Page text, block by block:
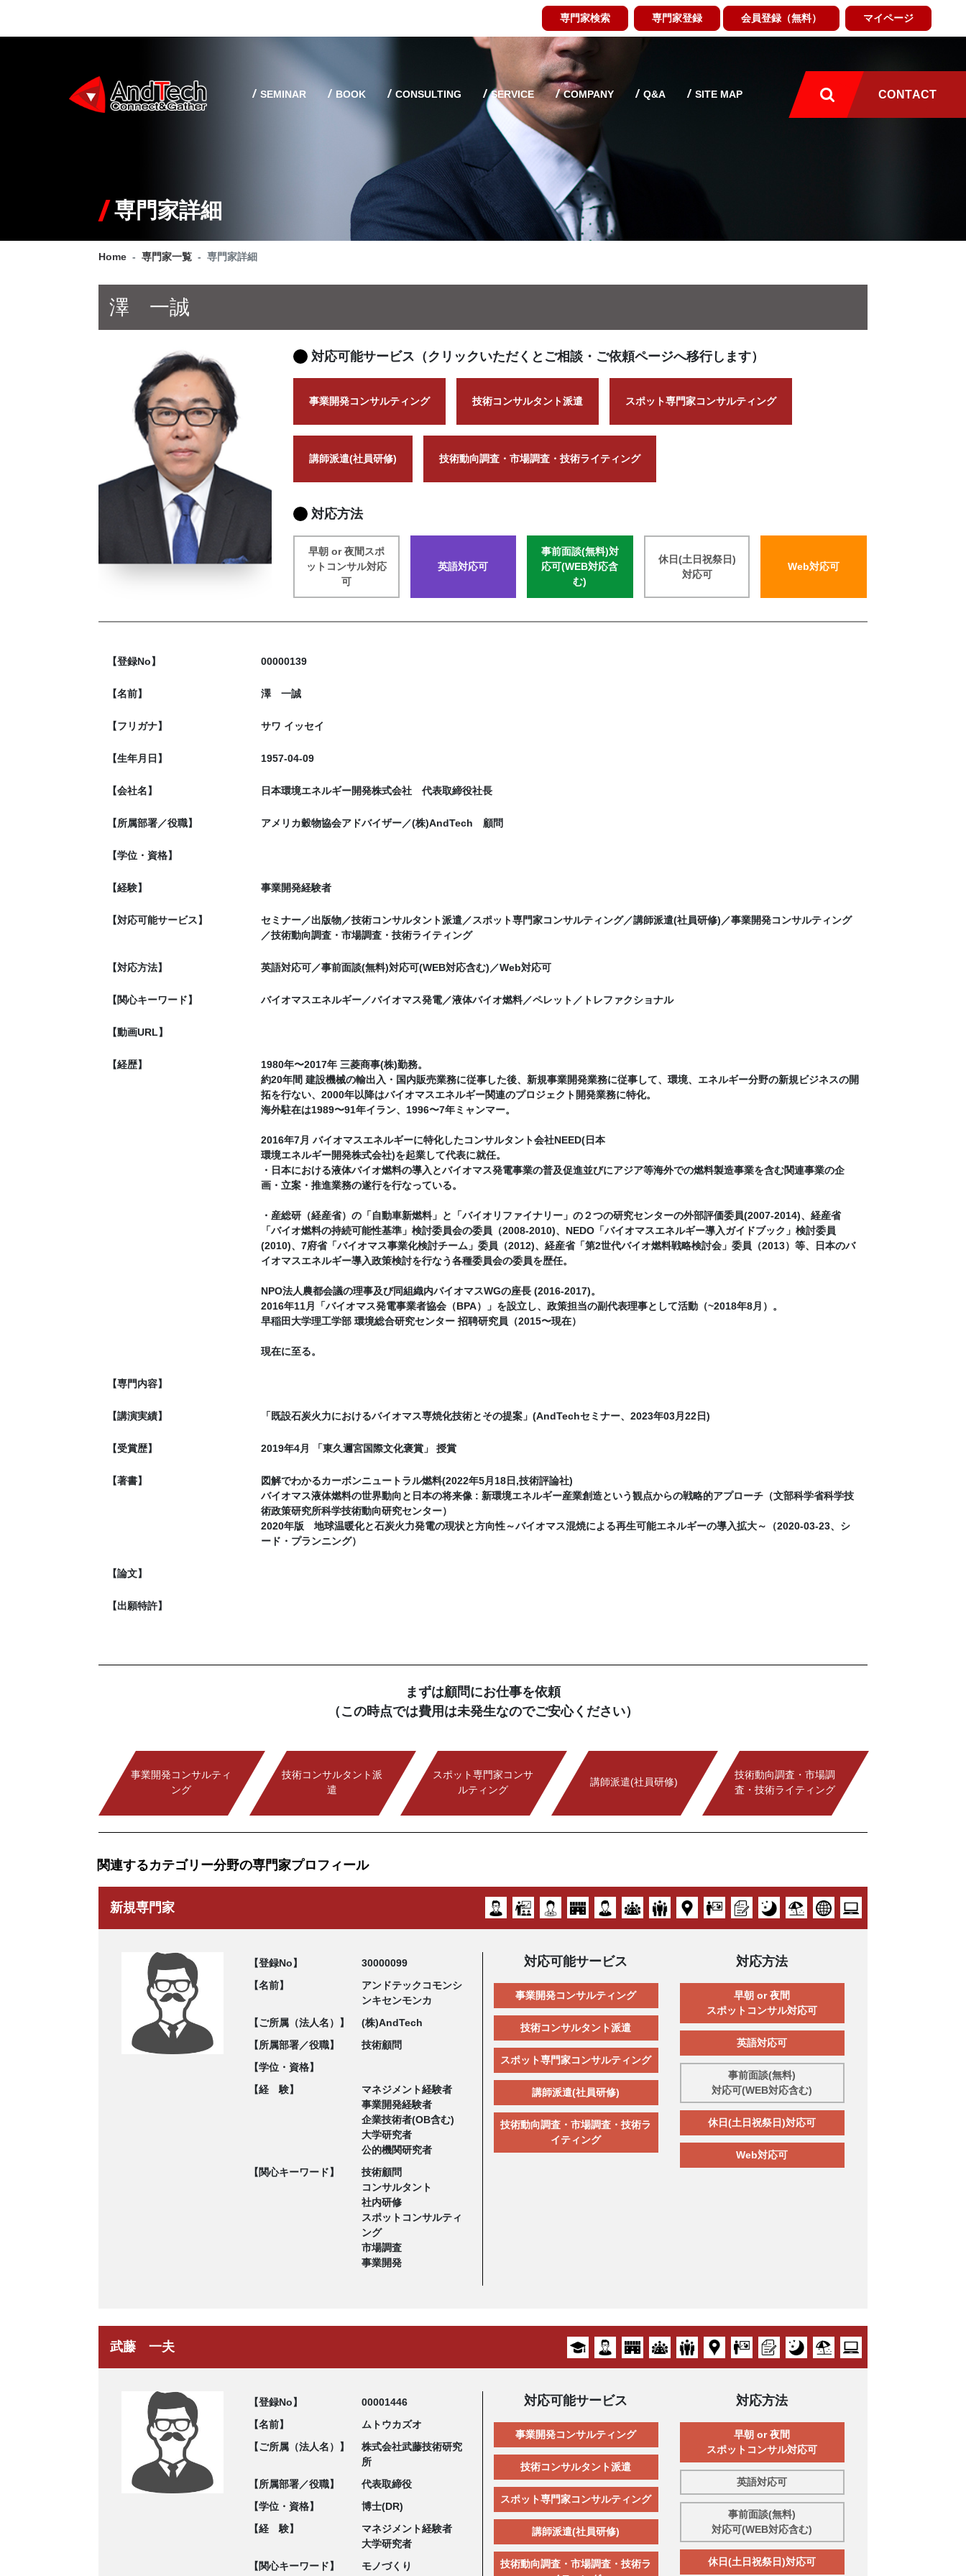
専門家検索 専門家登録 会員登録（無料） マイページ
SEMINAR BOOK CONSULTING SERVICE COMPANY Q&A SITE MAP CONTACT
専門家詳細
Home 専門家一覧 専門家詳細
澤 一誠
対応可能サービス（クリックいただくとご相談・ご依頼ページへ移行します）
事業開発コンサルティング 技術コンサルタント派遣 スポット専門家コンサルティング
講師派遣(社員研修) 技術動向調査・市場調査・技術ライティング
対応方法
早朝 or 夜間スポ
ットコンサル対応
可
英語対応可
事前面談(無料)対
応可(WEB対応含
む)
休日(土日祝祭日)
対応可
Web対応可
【登録No】 00000139
【名前】 澤 一誠
【フリガナ】 サワ イッセイ
【生年月日】 1957-04-09
【会社名】 日本環境エネルギー開発株式会社 代表取締役社長
【所属部署／役職】 アメリカ穀物協会アドバイザー／(株)AndTech 顧問
【学位・資格】
【経験】 事業開発経験者
【対応可能サービス】
セミナー／出版物／技術コンサルタント派遣／スポット専門家コンサルティング／講師派遣(社員研修)／事業開発コンサルティング
／技術動向調査・市場調査・技術ライティング
【対応方法】 英語対応可／事前面談(無料)対応可(WEB対応含む)／Web対応可
【関心キーワード】 バイオマスエネルギー／バイオマス発電／液体バイオ燃料／ペレット／トレファクショナル
【動画URL】
【経歴】
1980年〜2017年 三菱商事(株)勤務。
約20年間 建設機械の輸出入・国内販売業務に従事した後、新規事業開発業務に従事して、環境、エネルギー分野の新規ビジネスの開
拓を行ない、2000年以降はバイオマスエネルギー関連のプロジェクト開発業務に特化。
海外駐在は1989〜91年イラン、1996〜7年ミャンマー。
2016年7月 バイオマスエネルギーに特化したコンサルタント会社NEED(日本
環境エネルギー開発株式会社)を起業して代表に就任。
・日本における液体バイオ燃料の導入とバイオマス発電事業の普及促進並びにアジア等海外での燃料製造事業を含む関連事業の企
画・立案・推進業務の遂行を行なっている。
・産総研（経産省）の「自動車新燃料」と「バイオリファイナリー」の２つの研究センターの外部評価委員(2007-2014)、経産省
「バイオ燃料の持続可能性基準」検討委員会の委員（2008-2010)、NEDO「バイオマスエネルギー導入ガイドブック」検討委員
(2010)、7府省「バイオマス事業化検討チーム」委員（2012)、経産省「第2世代バイオ燃料戦略検討会」委員（2013）等、日本のバ
イオマスエネルギー導入政策検討を行なう各種委員会の委員を歴任。
NPO法人農都会議の理事及び同組織内バイオマスWGの座長 (2016-2017)。
2016年11月「バイオマス発電事業者協会（BPA）」を設立し、政策担当の副代表理事として活動（~2018年8月）。
早稲田大学理工学部 環境総合研究センター 招聘研究員（2015〜現在）
現在に至る。
【専門内容】
【講演実績】 「既設石炭火力におけるバイオマス専焼化技術とその提案」(AndTechセミナー、2023年03月22日)
【受賞歴】 2019年4月 「東久邇宮国際文化褒賞」 授賞
【著書】
図解でわかるカーボンニュートラル燃料(2022年5月18日,技術評論社)
バイオマス液体燃料の世界動向と日本の将来像 : 新環境エネルギー産業創造という観点からの戦略的アプローチ（文部科学省科学技
術政策研究所科学技術動向研究センター）
2020年版 地球温暖化と石炭火力発電の現状と方向性～バイオマス混焼による再生可能エネルギーの導入拡大～（2020-03-23、シ
ード・プランニング）
【論文】
【出願特許】
まずは顧問にお仕事を依頼
（この時点では費用は未発生なのでご安心ください）
事業開発コンサルティ
ング
技術コンサルタント派
遣
スポット専門家コンサ
ルティング
講師派遣(社員研修)
技術動向調査・市場調
査・技術ライティング
関連するカテゴリー分野の専門家プロフィール
新規専門家
【登録No】
30000099
【名前】
アンドテックコモンシ
ンキセンモンカ
【ご所属（法人名）】
(株)AndTech
【所属部署／役職】
技術顧問
【学位・資格】
【経 験】
マネジメント経験者
事業開発経験者
企業技術者(OB含む)
大学研究者
公的機関研究者
【関心キーワード】
技術顧問
コンサルタント
社内研修
スポットコンサルティ
ング
市場調査
事業開発
対応可能サービス
事業開発コンサルティング
技術コンサルタント派遣
スポット専門家コンサルティング
講師派遣(社員研修)
技術動向調査・市場調査・技術ラ
イティング
対応方法
早朝 or 夜間
スポットコンサル対応可
英語対応可
事前面談(無料)
対応可(WEB対応含む)
休日(土日祝祭日)対応可
Web対応可
武藤 一夫
【登録No】
00001446
【名前】
ムトウカズオ
【ご所属（法人名）】
株式会社武藤技術研究
所
【所属部署／役職】
代表取締役
【学位・資格】
博士(DR)
【経 験】
マネジメント経験者
大学研究者
【関心キーワード】
モノづくり
対応可能サービス
事業開発コンサルティング
技術コンサルタント派遣
スポット専門家コンサルティング
講師派遣(社員研修)
技術動向調査・市場調査・技術ラ
対応方法
早朝 or 夜間
スポットコンサル対応可
英語対応可
事前面談(無料)
対応可(WEB対応含む)
休日(土日祝祭日)対応可